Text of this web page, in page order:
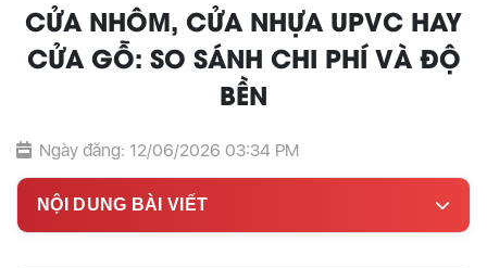
CỬA NHÔM, CỬA NHỰA UPVC HAY
CỬA GỖ: SO SÁNH CHI PHÍ VÀ ĐỘ
BỀN
Ngày đăng: 12/06/2026 03:34 PM
NỘI DUNG BÀI VIẾT